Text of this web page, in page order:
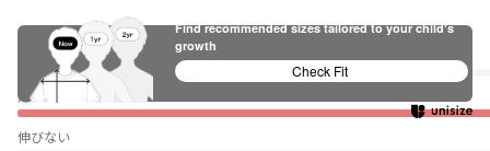
ぴったり
薄い
伸びない
Find recommended sizes tailored to your child's
growth
Check Fit